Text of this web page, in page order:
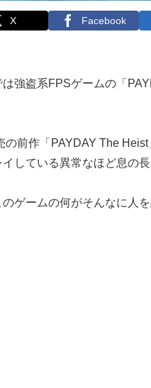
X Facebook
強盗系FPSゲームの「
の前作「PAYDAY The
している異常なほど息の
ゲームの何がそんなに人